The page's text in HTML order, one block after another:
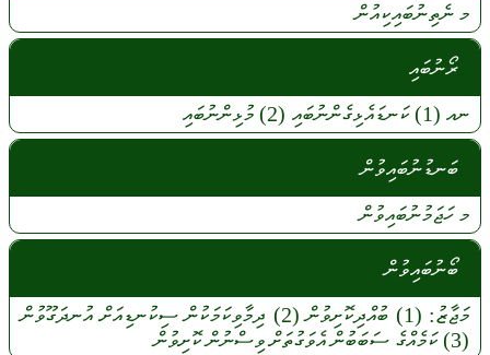
މ ނެތިނުބައިކިއުން
ރޯނުބައި
ނއ (1) ކަނޑައެޅިގެންނުބައި (2) މުޅިންނުބައި
ބަނޑުނުބައިވުން
މހަޖަމުނުބައިވުން
ބޯނުބައިވުން
މަޖާޒު: (1) ބުއްދިކޮށިވުން(2) ދިމާވިކަމަކުންސިކުނޑިއަށްއުނދަގޫވުން
(3)
ކަމެއްގެ ސަބަބުންއެވަގުތަށްވިސްނުންކޮށިވުން